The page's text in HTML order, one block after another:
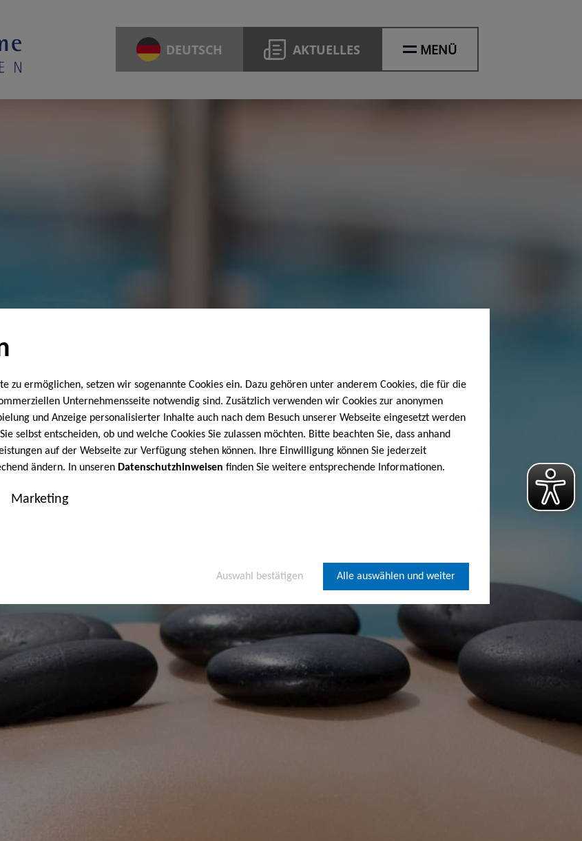
zu ermöglichen, setzen wir sogenannte Cookies ein. Dazu gehören unter anderem Cookies, die für die
Unternehmensseite notwendig sind. Zusätzlich verwenden wir Cookies zur anonymen
und Anzeige personalisierter Inhalte auch nach dem Besuch unserer Webseite eingesetzt werden
selbst entscheiden, ob und welche Cookies Sie zulassen möchten. Bitte beachten Sie, dass anhand
auf der Webseite zur Verfügung stehen können. Ihre Einwilligung können Sie jederzeit
ändern. In unseren Datenschutzhinweisen finden Sie weitere entsprechende Informationen.
Marketing
Auswahl bestätigen Alle auswählen und weiter
DEUTSCH AKTUELLES MENÜ